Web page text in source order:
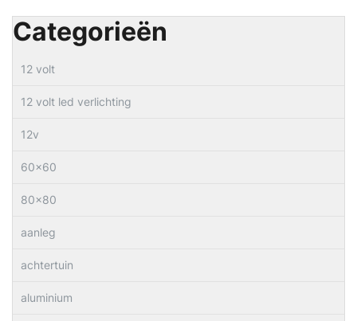
Categorieën
12 volt
12 volt led verlichting
12v
60×60
80×80
aanleg
achtertuin
aluminium